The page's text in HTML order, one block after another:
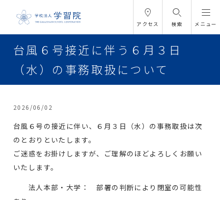
アクセス 検索 メニュー
台風６号接近に伴う６月３日
（水）の事務取扱について
2026/06/02
台風６号の接近に伴い、６月３日（水）の事務取扱は次
のとおりといたします。
ご迷惑をお掛けしますが、ご理解のほどよろしくお願い
いたします。
法人本部・大学： 部署の判断により閉室の可能性